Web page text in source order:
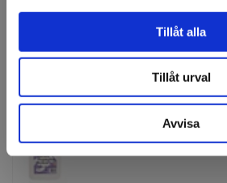
Tillåt alla
Tillåt urval
Avvisa
3M™ Surface Preparation
Art nr: 37490